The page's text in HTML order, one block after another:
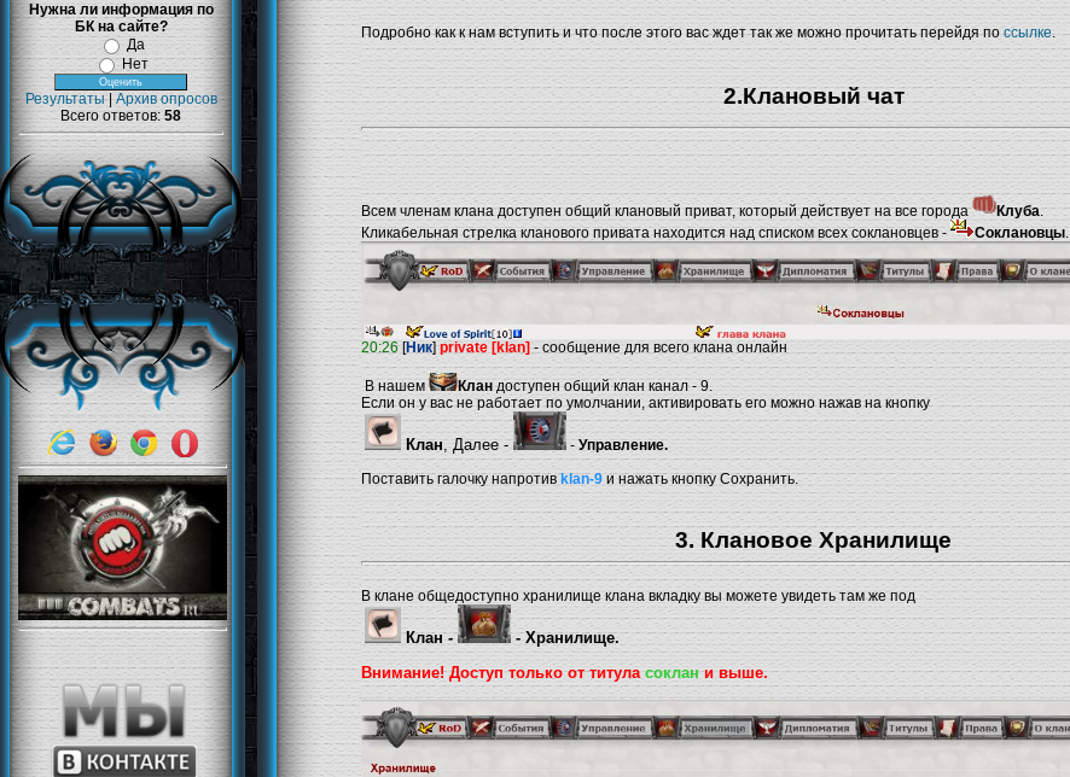
Нужна ли информация по
БК на сайте?
Да
Нет
Результаты| Архив опросов
Всего ответов: 58
Подробно как к нам вступить и что после этого вас ждет так же можно прочитать перейдя по ссылке.
2.Клановый чат
Всем членам клана доступен общий клановый приват, который действует на все города Клуба.
Кликабельная стрелка кланового привата находится над списком всех соклановцев -
Соклановцы.
20:26[Ник]private [klan]- сообщение для всего клана онлайн
В нашем Кландоступен общий клан канал - 9.
Если он у вас не работает по умолчании, активировать его можно нажав на кнопку
Клан , Далее - - Управление.
Поставить галочку напротив klan-9 и нажать кнопку Сохранить.
3. Клановое Хранилище
В клане общедоступно хранилище клана вкладку вы можете увидеть там же под
Клан - -Хранилище.
Внимание! Доступ только от титула соклани выше.